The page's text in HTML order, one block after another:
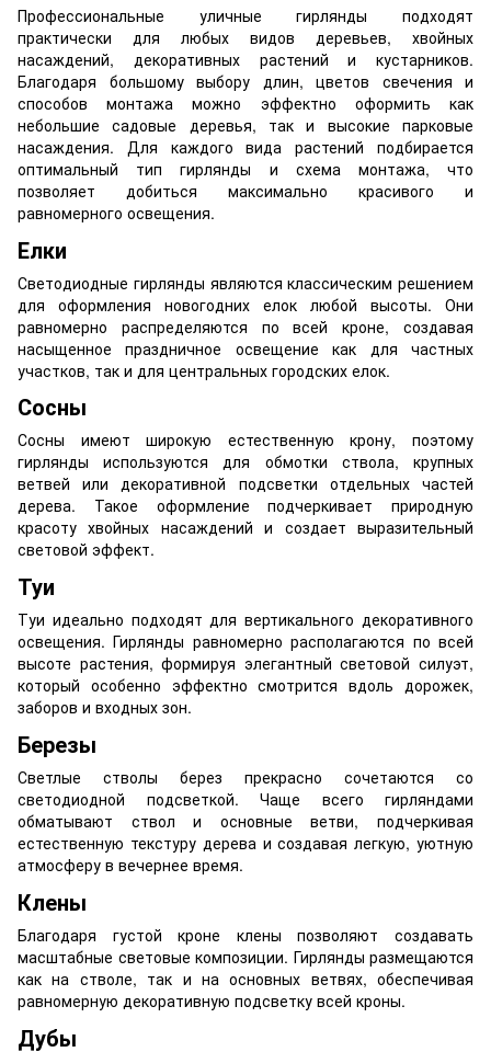
Профессиональные уличные гирлянды подходят
практически для любых видов деревьев, хвойных
насаждений, декоративных растений и кустарников.
Благодаря большому выбору длин, цветов свечения и
способов монтажа можно эффектно оформить как
небольшие садовые деревья, так и высокие парковые
насаждения. Для каждого вида растений подбирается
оптимальный тип гирлянды и схема монтажа, что
позволяет добиться максимально красивого и
равномерного освещения.
Елки
Светодиодные гирлянды являются классическим решением
для оформления новогодних елок любой высоты. Они
равномерно распределяются по всей кроне, создавая
насыщенное праздничное освещение как для частных
участков, так и для центральных городских елок.
Сосны
Сосны имеют широкую естественную крону, поэтому
гирлянды используются для обмотки ствола, крупных
ветвей или декоративной подсветки отдельных частей
дерева. Такое оформление подчеркивает природную
красоту хвойных насаждений и создает выразительный
световой эффект.
Туи
Туи идеально подходят для вертикального декоративного
освещения. Гирлянды равномерно располагаются по всей
высоте растения, формируя элегантный световой силуэт,
который особенно эффектно смотрится вдоль дорожек,
заборов и входных зон.
Березы
Светлые стволы берез прекрасно сочетаются со
светодиодной подсветкой. Чаще всего гирляндами
обматывают ствол и основные ветви, подчеркивая
естественную текстуру дерева и создавая легкую, уютную
атмосферу в вечернее время.
Клены
Благодаря густой кроне клены позволяют создавать
масштабные световые композиции. Гирлянды размещаются
как на стволе, так и на основных ветвях, обеспечивая
равномерную декоративную подсветку всей кроны.
Дубы